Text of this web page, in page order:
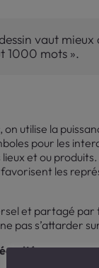
vaut
1000 mots ».
utilise la
pour les
et ou
les
et partagé
pas s’attarder